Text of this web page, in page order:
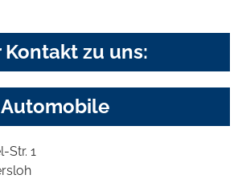
Kontakt zu uns:
Str. 1